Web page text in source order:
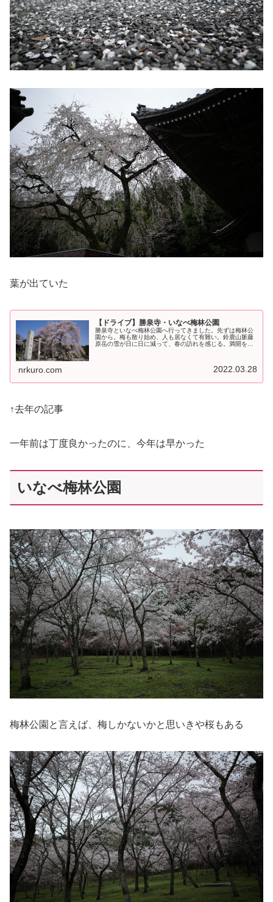
葉が出ていた
【ドライブ】勝泉寺・いなべ梅林公園
勝泉寺といなべ梅林公園へ行ってきました。先ずは梅林公
園から。梅も散り始め、人も居なくて有難い。鈴鹿山脈藤
原岳の雪が日に日に減って、春の訪れを感じる。満開を過
nrkuro.com 2022.03.28
↑去年の記事
一年前は丁度良かったのに、今年は早かった
いなべ梅林公園
梅林公園と言えば、梅しかないかと思いきや桜もある